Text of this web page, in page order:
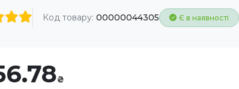
Код товару: 00000044305 Є в наявності